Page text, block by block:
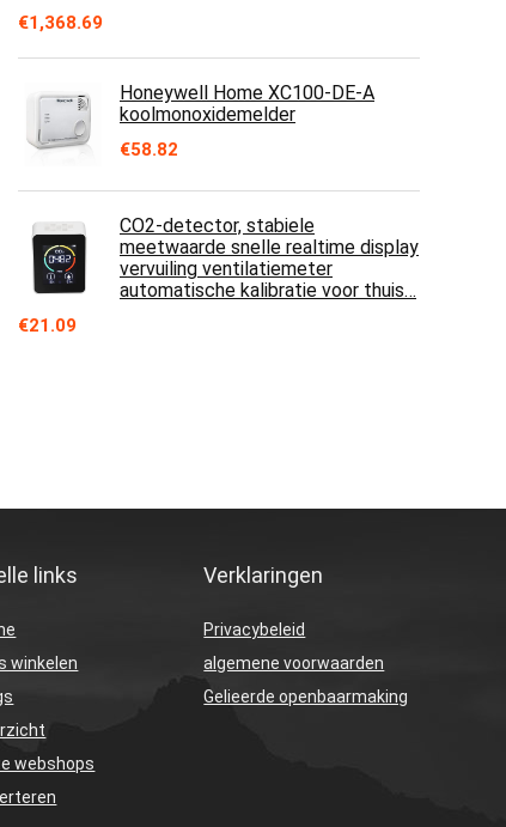
€1,368.69
Honeywell Home XC100-DE-A
koolmonoxidemelder
€58.82
CO2-detector, stabiele
meetwaarde snelle realtime display
vervuiling ventilatiemeter
automatische kalibratie voor thuis…
€21.09
links
winkelen
webshops
Verklaringen
Privacybeleid
algemene voorwaarden
Gelieerde openbaarmaking